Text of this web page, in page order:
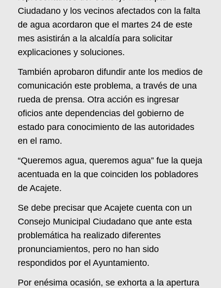
Ciudadano y los vecinos afectados con la falta
de agua acordaron que el martes 24 de este
mes asistirán a la alcaldía para solicitar
explicaciones y soluciones.
También aprobaron difundir ante los medios de
comunicación este problema, a través de una
rueda de prensa. Otra acción es ingresar
oficios ante dependencias del gobierno de
estado para conocimiento de las autoridades
en el ramo.
“Queremos agua, queremos agua” fue la queja
acentuada en la que coinciden los pobladores
de Acajete.
Se debe precisar que Acajete cuenta con un
Consejo Municipal Ciudadano que ante esta
problemática ha realizado diferentes
pronunciamientos, pero no han sido
respondidos por el Ayuntamiento.
Por enésima ocasión, se exhorta a la apertura